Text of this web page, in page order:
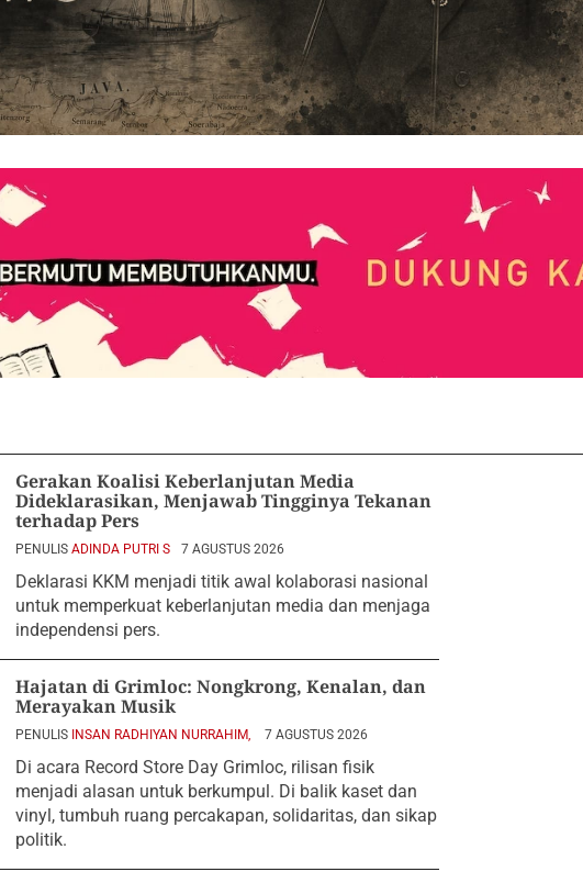
Gerakan Koalisi Keberlanjutan Media
Dideklarasikan, Menjawab Tingginya Tekanan
terhadap Pers
PENULIS ADINDA PUTRI S 7 AGUSTUS 2026
Deklarasi KKM menjadi titik awal kolaborasi nasional
untuk memperkuat keberlanjutan media dan menjaga
independensi pers.
Hajatan di Grimloc: Nongkrong, Kenalan, dan
Merayakan Musik
PENULIS INSAN RADHIYAN NURRAHIM, 7 AGUSTUS 2026
Di acara Record Store Day Grimloc, rilisan fisik
menjadi alasan untuk berkumpul. Di balik kaset dan
vinyl, tumbuh ruang percakapan, solidaritas, dan sikap
politik.